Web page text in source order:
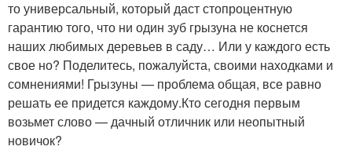
то универсальный, который даст стопроцентную
гарантию того, что ни один зуб грызуна не коснется
наших любимых деревьев в саду… Или у каждого есть
свое но? Поделитесь, пожалуйста, своими находками и
сомнениями! Грызуны — проблема общая, все равно
решать ее придется каждому.Кто сегодня первым
возьмет слово — дачный отличник или неопытный
новичок?